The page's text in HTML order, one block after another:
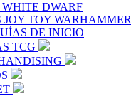
DWARF
JOY TOY WARHAMMER
DE INICIO
TCG